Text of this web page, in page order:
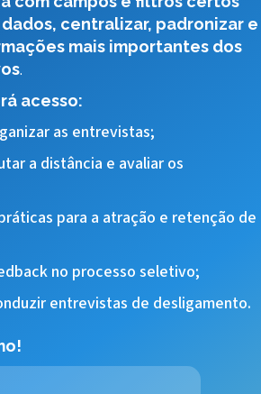
centralizar, padronizar e
mais importantes dos
.
acesso:
as entrevistas;
a distância e avaliar os
para a atração e retenção de
no processo seletivo;
entrevistas de desligamento.